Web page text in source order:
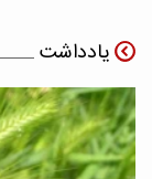
یادداشت